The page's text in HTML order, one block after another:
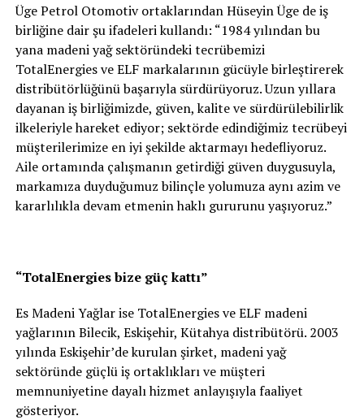
Üge Petrol Otomotiv ortaklarından Hüseyin Üge de iş
birliğine dair şu ifadeleri kullandı: “1984 yılından bu
yana madeni yağ sektöründeki tecrübemizi
TotalEnergies ve ELF markalarının gücüyle birleştirerek
distribütörlüğünü başarıyla sürdürüyoruz. Uzun yıllara
dayanan iş birliğimizde, güven, kalite ve sürdürülebilirlik
ilkeleriyle hareket ediyor; sektörde edindiğimiz tecrübeyi
müşterilerimize en iyi şekilde aktarmayı hedefliyoruz.
Aile ortamında çalışmanın getirdiği güven duygusuyla,
markamıza duyduğumuz bilinçle yolumuza aynı azim ve
kararlılıkla devam etmenin haklı gururunu yaşıyoruz.”
“TotalEnergies bize güç kattı”
Es Madeni Yağlar ise TotalEnergies ve ELF madeni
yağlarının Bilecik, Eskişehir, Kütahya distribütörü. 2003
yılında Eskişehir’de kurulan şirket, madeni yağ
sektöründe güçlü iş ortaklıkları ve müşteri
memnuniyetine dayalı hizmet anlayışıyla faaliyet
gösteriyor.